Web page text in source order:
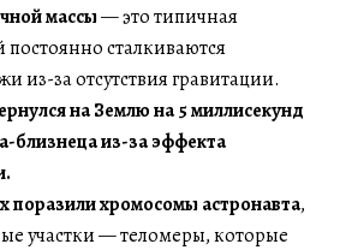
массы— это типичная
сталкиваются
из-за отсутствия гравитации.
на Землю на 5 миллисекунд
близнеца из-за эффекта
поразили хромосомы астронавта,
участки — теломеры, которые